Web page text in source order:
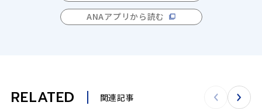
ANAアプリから読む
RELATED 関連記事